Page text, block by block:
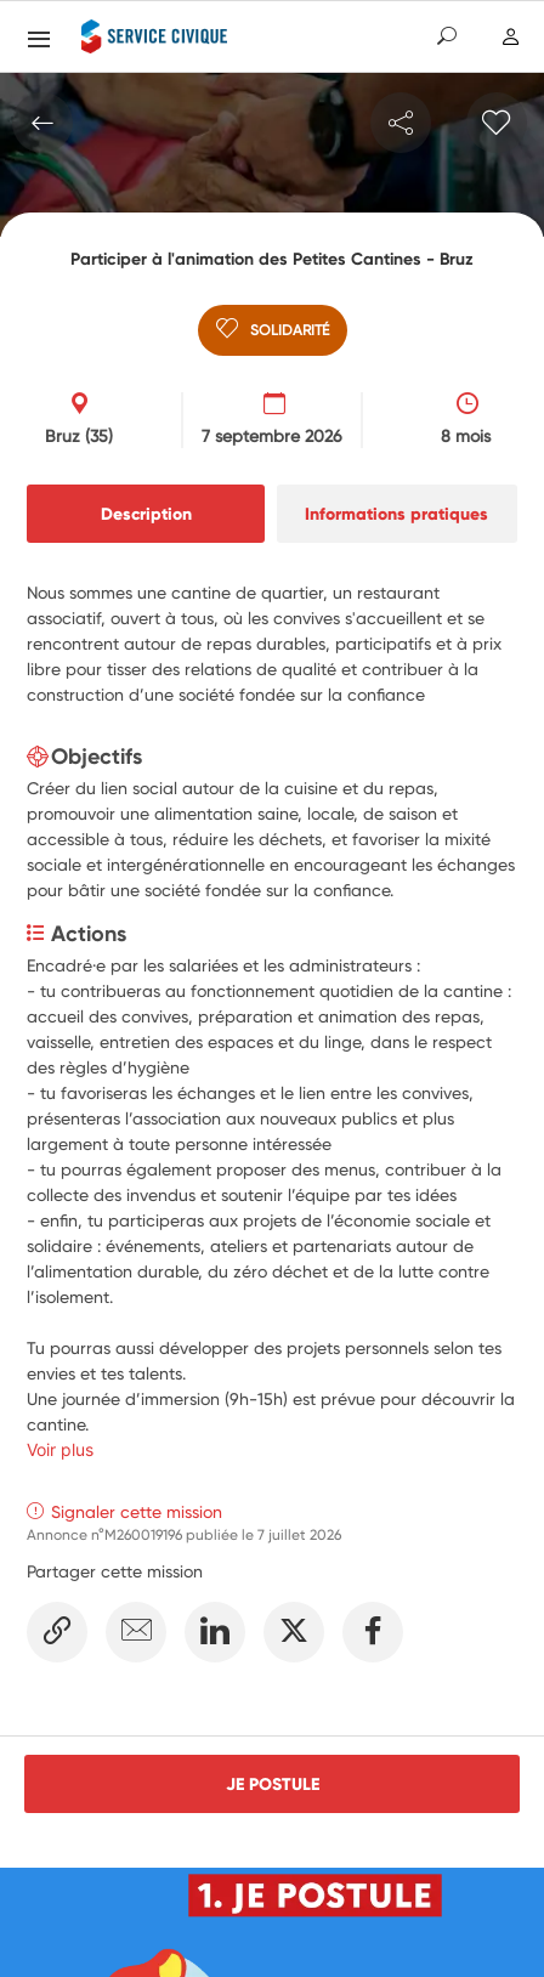
Participer à l'animation des Petites Cantines - Bruz
SOLIDARITÉ
Bruz (35) 7 septembre 2026 8 mois
Description Informations pratiques
Nous sommes une cantine de quartier, un restaurant
associatif, ouvert à tous, où les convives s'accueillent et se
rencontrent autour de repas durables, participatifs et à prix
libre pour tisser des relations de qualité et contribuer à la
construction d’une société fondée sur la confiance
Objectifs
Créer du lien social autour de la cuisine et du repas,
promouvoir une alimentation saine, locale, de saison et
accessible à tous, réduire les déchets, et favoriser la mixité
sociale et intergénérationnelle en encourageant les échanges
pour bâtir une société fondée sur la confiance.
Actions
Encadré·e par les salariées et les administrateurs :
- tu contribueras au fonctionnement quotidien de la cantine :
accueil des convives, préparation et animation des repas,
vaisselle, entretien des espaces et du linge, dans le respect
des règles d’hygiène
- tu favoriseras les échanges et le lien entre les convives,
présenteras l’association aux nouveaux publics et plus
largement à toute personne intéressée
- tu pourras également proposer des menus, contribuer à la
collecte des invendus et soutenir l’équipe par tes idées
- enfin, tu participeras aux projets de l’économie sociale et
solidaire : événements, ateliers et partenariats autour de
l’alimentation durable, du zéro déchet et de la lutte contre
l’isolement.
Tu pourras aussi développer des projets personnels selon tes
envies et tes talents.
Une journée d’immersion (9h-15h) est prévue pour découvrir la
cantine.
Voir plus
Signaler cette mission
Annonce n°M260019196 publiée le7 juillet 2026
Partager cette mission
JE POSTULE